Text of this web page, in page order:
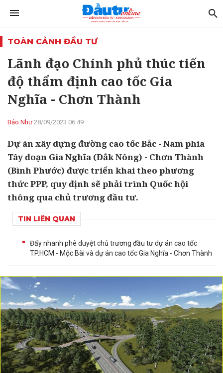
TOÀN CẢNH ĐẦU TƯ
Lãnh đạo Chính phủ thúc tiến
độ thẩm định cao tốc Gia
Nghĩa - Chơn Thành
Bảo Như 28/09/2023 06:49
Dự án xây dựng đường cao tốc Bắc - Nam phía
Tây đoạn Gia Nghĩa (Đắk Nông) - Chơn Thành
(Bình Phước) được triển khai theo phương
thức PPP, quy định sẽ phải trình Quốc hội
thông qua chủ trương đầu tư.
TIN LIÊN QUAN
Đẩy nhanh phê duyệt chủ trương đầu tư dự án cao tốc
TP.HCM - Mộc Bài và dự án cao tốc Gia Nghĩa - Chơn Thành